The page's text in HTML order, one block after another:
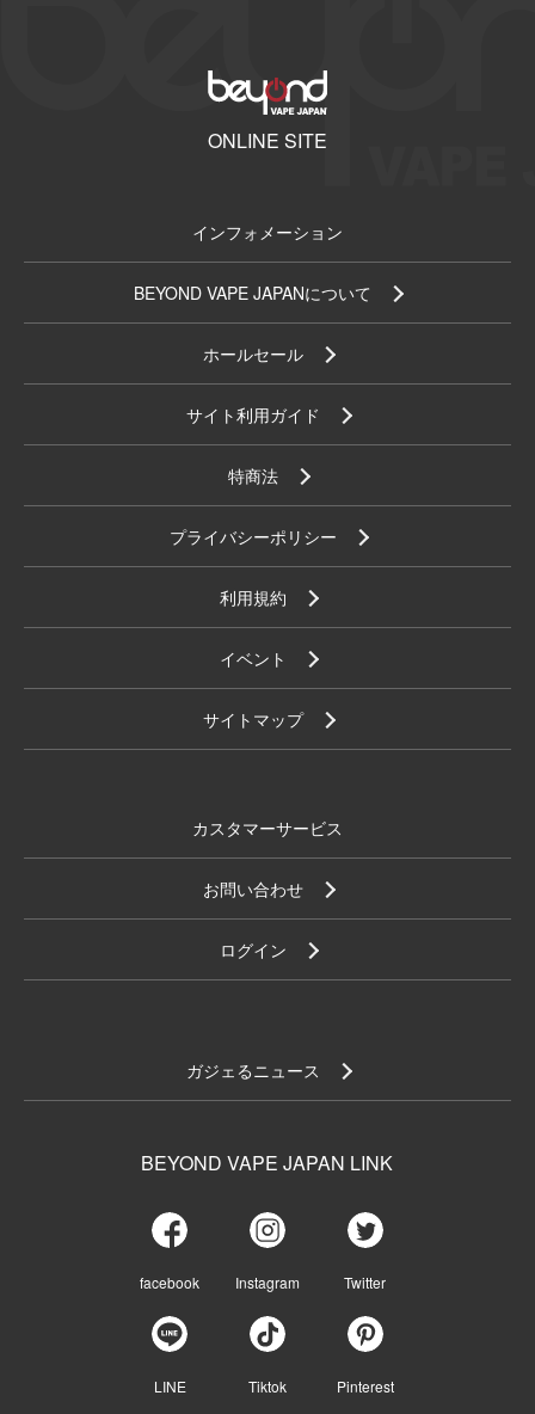
ONLINE SITE
インフォメーション
BEYOND VAPE JAPANについて
ホールセール
サイト利用ガイド
特商法
プライバシーポリシー
利用規約
イベント
サイトマップ
カスタマーサービス
お問い合わせ
ログイン
ガジェるニュース
BEYOND VAPE JAPAN LINK
facebook Instagram Twitter
LINE Tiktok Pinterest